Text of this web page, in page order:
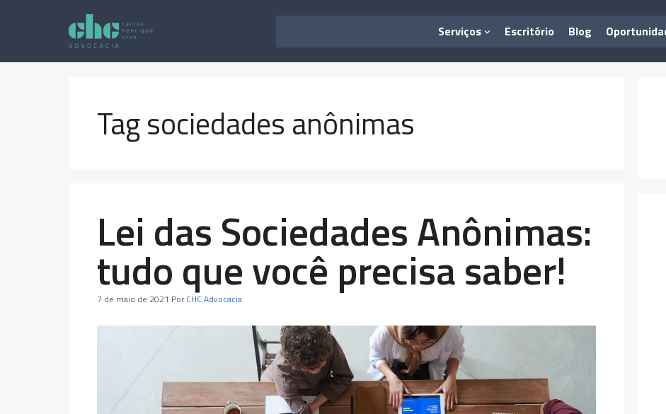
Serviços Escritório Blog
Tag sociedades anônimas
Lei das Sociedades Anônimas:
tudo que você precisa saber!
7 de maio de 2021 Por CHC Advocacia